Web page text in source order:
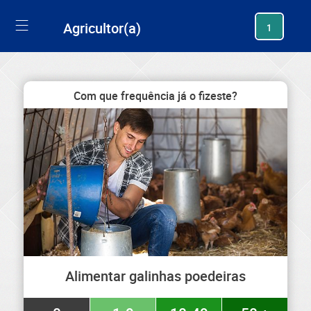
Agricultor(a) 1
Com que frequência já o fizeste?
Alimentar galinhas poedeiras